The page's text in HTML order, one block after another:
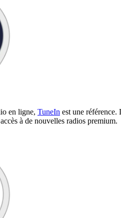
en ligne, TuneIn est une
à de nouvelles radios premium.